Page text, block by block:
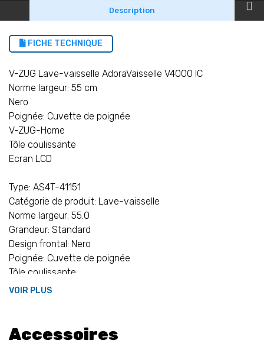
Description
FICHE TECHNIQUE
V-ZUG Lave-vaisselle AdoraVaisselle V4000 IC
Norme largeur: 55 cm
Nero
Poignée: Cuvette de poignée
V-ZUG-Home
Tôle coulissante
Ecran LCD
Type: AS4T-41151
Catégorie de produit: Lave-vaisselle
Norme largeur: 55.0
Grandeur: Standard
Design frontal: Nero
Poignée: Cuvette de poignée
Tôle coulissante
Tous les raccordements (eau et électricité): 1.5
Catégorie d'émissions de bruit aérien: B
Indice d'efficacité énergétique: 31.9
VOIR PLUS
Accessoires